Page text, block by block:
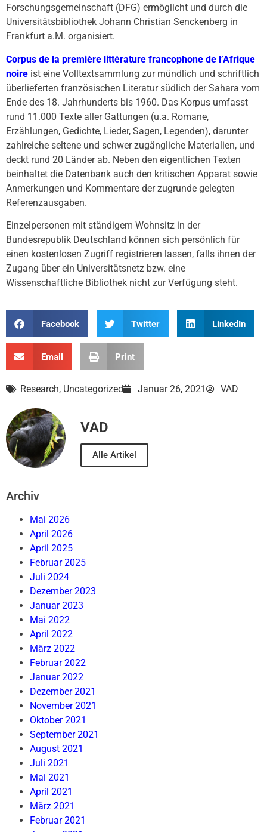
Forschungsgemeinschaft (DFG) ermöglicht und durch die
Universitätsbibliothek Johann Christian Senckenberg in
Frankfurt a.M. organisiert.
Corpus de la première littérature francophone de l’Afrique
noire ist eine Volltextsammlung zur mündlich und schriftlich
überlieferten französischen Literatur südlich der Sahara vom
Ende des 18. Jahrhunderts bis 1960. Das Korpus umfasst
rund 11.000 Texte aller Gattungen (u.a. Romane,
Erzählungen, Gedichte, Lieder, Sagen, Legenden), darunter
zahlreiche seltene und schwer zugängliche Materialien, und
deckt rund 20 Länder ab. Neben den eigentlichen Texten
beinhaltet die Datenbank auch den kritischen Apparat sowie
Anmerkungen und Kommentare der zugrunde gelegten
Referenzausgaben.
Einzelpersonen mit ständigem Wohnsitz in der
Bundesrepublik Deutschland können sich persönlich für
einen kostenlosen Zugriff registrieren lassen, falls ihnen der
Zugang über ein Universitätsnetz bzw. eine
Wissenschaftliche Bibliothek nicht zur Verfügung steht.
Facebook Twitter LinkedIn
Email Print
Research, Uncategorized Januar 26, 2021 VAD
VAD
Alle Artikel
Archiv
Mai 2026
April 2026
April 2025
Februar 2025
Juli 2024
Dezember 2023
Januar 2023
Mai 2022
April 2022
März 2022
Februar 2022
Januar 2022
Dezember 2021
November 2021
Oktober 2021
September 2021
August 2021
Juli 2021
Mai 2021
April 2021
März 2021
Februar 2021